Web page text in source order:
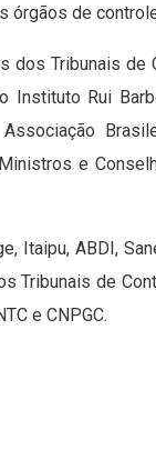
órgãos de
Tribunais de
Instituto Rui
e
Itaipu, ABDI,
Tribunais de
e CNPGC.